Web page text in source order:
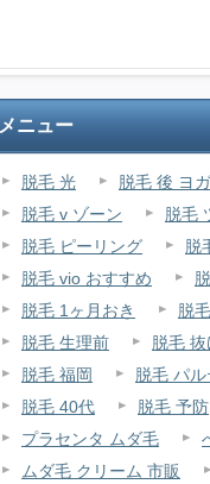
メニュー
脱毛 光 脱毛 後 ヨガ
脱毛 v ゾーン
脱毛
脱毛 ピーリング
脱
脱毛 vio おすすめ
脱毛 1ヶ月おき
脱
脱毛 生理前
脱毛
脱毛 福岡
脱毛 パ
脱毛 40代
脱毛 予防
プラセンタ ムダ毛
ムダ毛 クリーム 市販